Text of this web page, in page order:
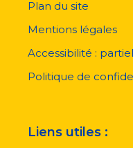
pied
page
Plan du site
Mentions légales
Accessibilité :
Politique de
Liens utiles :